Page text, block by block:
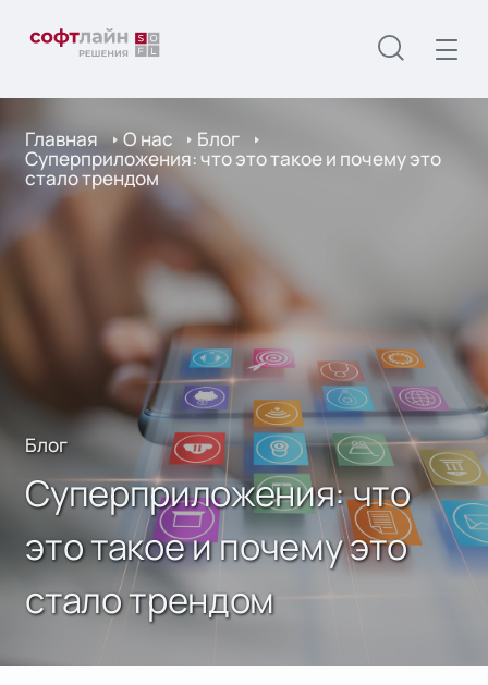
Главная О нас Блог
Суперприложения: что это такое и почему это
стало трендом
Блог
Суперприложения: что
это такое и почему это
стало трендом